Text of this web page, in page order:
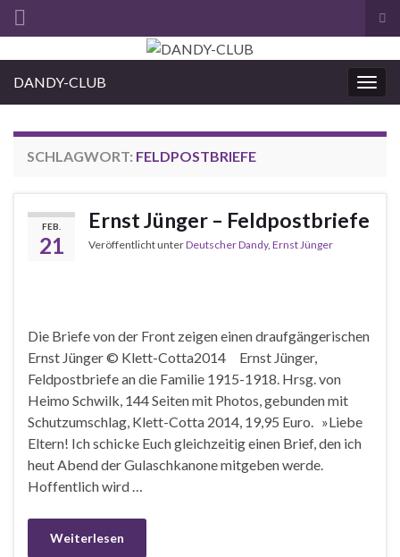
Search for:
DANDY-CLUB
SCHLAGWORT: FELDPOSTBRIEFE
FEB.
21
Ernst Jünger – Feldpostbriefe
Veröffentlicht unterDeutscher Dandy, Ernst Jünger
Die Briefe von der Front zeigen einen draufgängerischen
Ernst Jünger © Klett-Cotta2014 Ernst Jünger,
Feldpostbriefe an die Familie 1915-1918. Hrsg. von
Heimo Schwilk, 144 Seiten mit Photos, gebunden mit
Schutzumschlag, Klett-Cotta 2014, 19,95 Euro. »Liebe
Eltern! Ich schicke Euch gleichzeitig einen Brief, den ich
heut Abend der Gulaschkanone mitgeben werde.
Hoffentlich wird …
Weiterlesen